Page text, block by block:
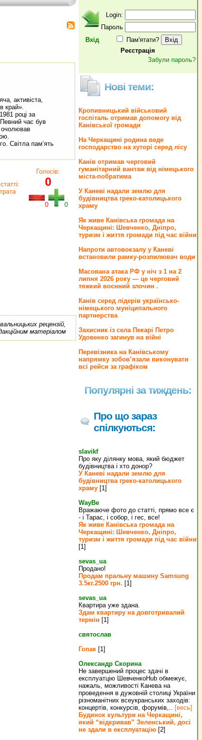
активіста,
край».
році за
час був
очолював
Світла пам’ять
Голосів:
0
0 0
рецензій,
матеріалом
Вхід
Login:
Пароль
Пам'ятати?
Реєстрація
Забули пароль?
Нові теми:
Кропивницький військовий
госпіталь отримав допомогу від
Канівської громади
На Черкащині родина веде
господарство на хуторі серед лісу
Канів отримав черговий
гуманітарний вантаж від німецького
міста-побратима
У Каневі надали землю для
будівництва греко‐католицького
храму
Як живе Канівська громада на
Черкащині: Шевченко, Дніпро,
туризм і життя громади під час війни
Напроти автовокзалу у Каневі
встановили рамку-розпилювач води
Масована атака РФ у ніч з 1 на 2
липня 2026 року — це черговий
тяжкий воєнний злочин .
Канів серед лідерів українсько-
німецького муніципального
партнерства
Захисник із села Пекарі Петро
Удовенко загинув на війні
Перевізника на Канівському
напрямку зобов’язали виконувати
всі рейси за графіком
Популярні за тиждень:
Про що зараз
спілкуються:
slavikf
Про яку ділянку мова, який бюджет
будівництва і хто донор?
У Каневі надали землю для
будівництва греко‐католицького
храму [1]
WayBe
Вражаюче фото до статті, прямо все є
- і Тарас, і собор, і гес, все!
Як живе Канівська громада на
Черкащині: Шевченко, Дніпро,
туризм і життя громади під час війни
[1]
sevas_ua
Продано!
Продам пральну машину Samsung
3.5кг.2500 грн. [1]
sevas_ua
Квартира уже здана.
Здам квартиру на довготривалий
термін [1]
святослав
Гопак [1]
Олександр Скорина
Не завершений процес здачі в
експлуатцію ШевченкоHub обмежує,
нажаль, можливості Канева на
проведення в дужовній столиці України
різноманітних всеукранських заходів:
концертів, конкурсів, форумів,.. [весь]
Будинок культури на Черкащині,
який “відкривав” Зеленський, досі
не здали в експлуатацію [2]